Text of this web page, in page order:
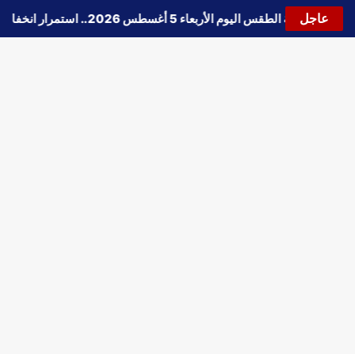
عاجل 🔵حالة الطقس اليوم الأربعاء 5 أغسطس 2026.. استمرار انخفاض الحرارة وتحذيرات من الشبورة واضطراب الملاحة